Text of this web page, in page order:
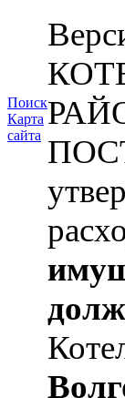
Поиск
Карта
сайта